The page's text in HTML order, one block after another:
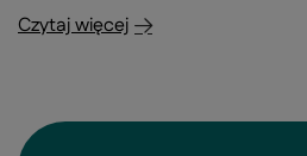
Czytaj więcej